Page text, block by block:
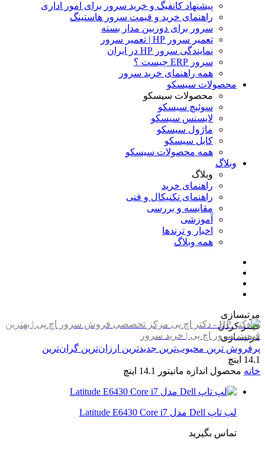
پیشنهاد کانفیگ و خرید سرور برای امور اداری
راهنمای خرید و قیمت سرور هاستینگ
سرور برای دوربین مدار بسته
تعمیر سرور HP | تعمیر سرور
نمایندگی سرور HP در ایران
سرور ERP چیست ؟
همه راهنمای خرید سرور
محصولات سیسکو
محصولات سیسکو
سوئیچ سیسکو
لایسنس سیسکو
ماژول سیسکو
کابل سیسکو
همه محصولات سیسکو
وبلاگ
وبلاگ
راهنمای خرید
راهنمای تکنیکال و فنی
مقایسه و بررسی
آموزشی
اخبار و ترندها
همه وبلاگ
مرتبسازی
فیلتر کردن
مرتبسازی
پرفروش ترین محبوب‌ترین جدیدترین ارزان‌ترین گران‌ترین
14.1 اینچ
خانه محصول اندازه مانیتور 14.1 اینچ
لپ تاپ Dell مدل Latitude E6430 Core i7
تماس بگیرید